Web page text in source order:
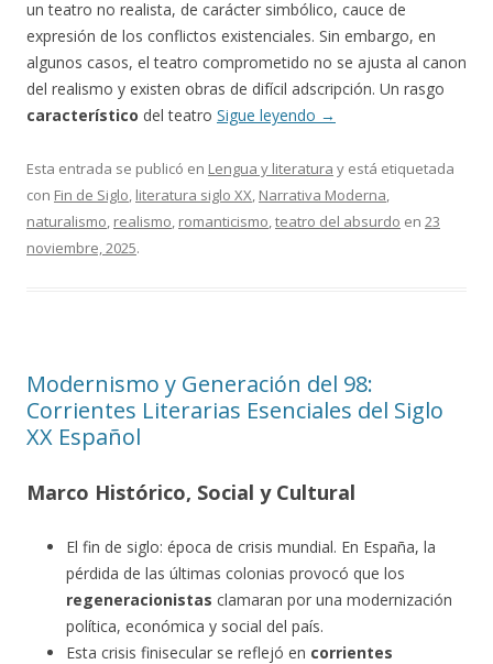
un teatro no realista, de carácter simbólico, cauce de
expresión de los conflictos existenciales. Sin embargo, en
algunos casos, el teatro comprometido no se ajusta al canon
del realismo y existen obras de difícil adscripción. Un rasgo
característico del teatro Sigue leyendo →
Esta entrada se publicó en Lengua y literatura y está etiquetada
con Fin de Siglo, literatura siglo XX, Narrativa Moderna,
naturalismo, realismo, romanticismo,teatro del absurdo en 23
noviembre, 2025.
Modernismo y Generación del 98:
Corrientes Literarias Esenciales del Siglo
XX Español
Marco Histórico, Social y Cultural
El fin de siglo: época de crisis mundial. En España, la
pérdida de las últimas colonias provocó que los
regeneracionistas clamaran por una modernización
política, económica y social del país.
Esta crisis finisecular se reflejó en corrientes